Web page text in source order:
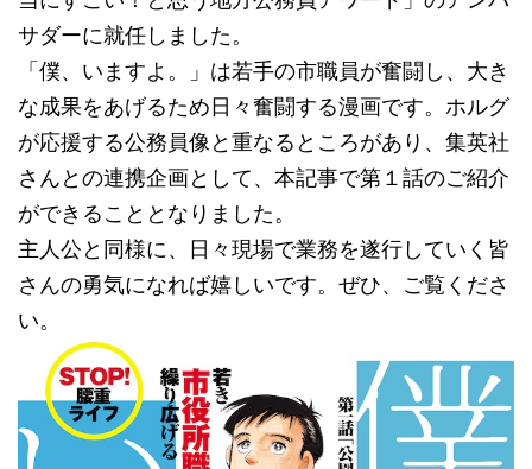
サダーに就任しました。
「僕、いますよ。」は若手の市職員が奮闘し、大き
な成果をあげるため日々奮闘する漫画です。ホルグ
が応援する公務員像と重なるところがあり、集英社
さんとの連携企画として、本記事で第１話のご紹介
ができることとなりました。
主人公と同様に、日々現場で業務を遂行していく皆
さんの勇気になれば嬉しいです。ぜひ、ご覧くださ
い。